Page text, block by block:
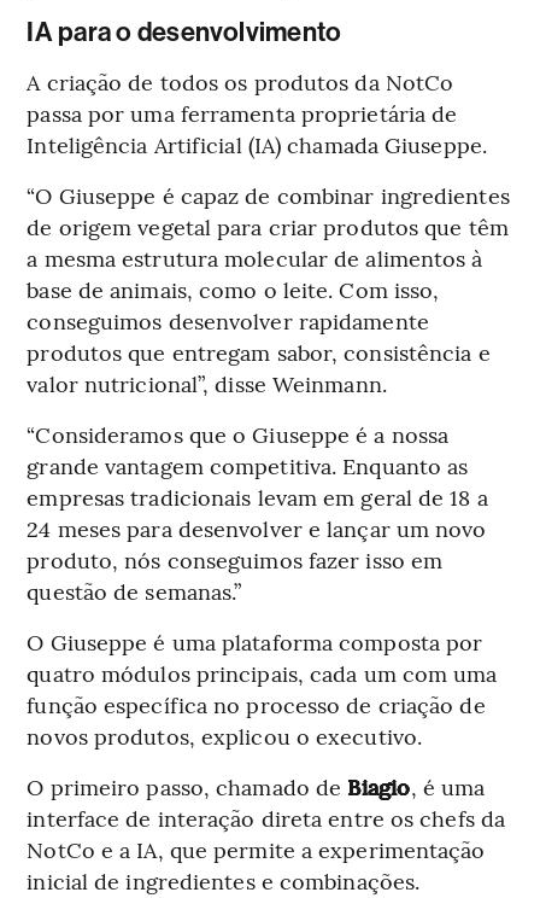
IA para o desenvolvimento
A criação de todos os produtos da NotCo
passa por uma ferramenta proprietária de
Inteligência Artificial (IA) chamada Giuseppe.
“O Giuseppe é capaz de combinar ingredientes
de origem vegetal para criar produtos que têm
a mesma estrutura molecular de alimentos à
base de animais, como o leite. Com isso,
conseguimos desenvolver rapidamente
produtos que entregam sabor, consistência e
valor nutricional”, disse Weinmann.
“Consideramos que o Giuseppe é a nossa
grande vantagem competitiva. Enquanto as
empresas tradicionais levam em geral de 18 a
24 meses para desenvolver e lançar um novo
produto, nós conseguimos fazer isso em
questão de semanas.”
O Giuseppe é uma plataforma composta por
quatro módulos principais, cada um com uma
função específica no processo de criação de
novos produtos, explicou o executivo.
O primeiro passo, chamado de Biagio, é uma
interface de interação direta entre os chefs da
NotCo e a IA, que permite a experimentação
inicial de ingredientes e combinações.